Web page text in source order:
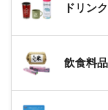
ドリン
飲食料品